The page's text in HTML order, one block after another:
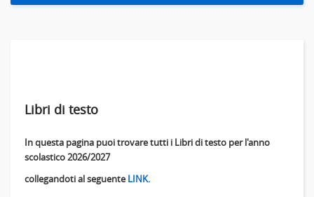
Libri di testo
In questa pagina puoi trovare tutti i Libri di testo per l'anno
scolastico 2026/2027
collegandoti al seguenteLINK.